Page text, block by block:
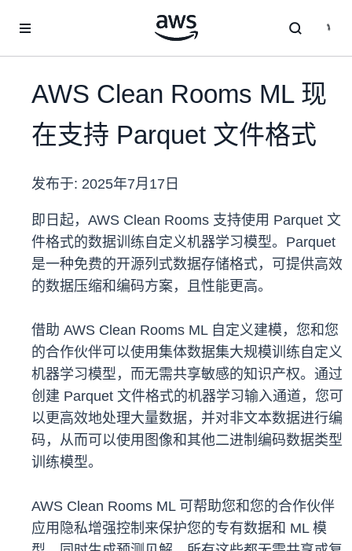
AWS Clean Rooms ML 现
在支持 Parquet 文件格式
发布于: 2025年7月17日
即日起，AWS Clean Rooms 支持使用 Parquet 文
件格式的数据训练自定义机器学习模型。Parquet
是一种免费的开源列式数据存储格式，可提供高效
的数据压缩和编码方案，且性能更高。
借助 AWS Clean Rooms ML 自定义建模，您和您
的合作伙伴可以使用集体数据集大规模训练自定义
机器学习模型，而无需共享敏感的知识产权。通过
创建 Parquet 文件格式的机器学习输入通道，您可
以更高效地处理大量数据，并对非文本数据进行编
码，从而可以使用图像和其他二进制编码数据类型
训练模型。
AWS Clean Rooms ML 可帮助您和您的合作伙伴
应用隐私增强控制来保护您的专有数据和 ML 模